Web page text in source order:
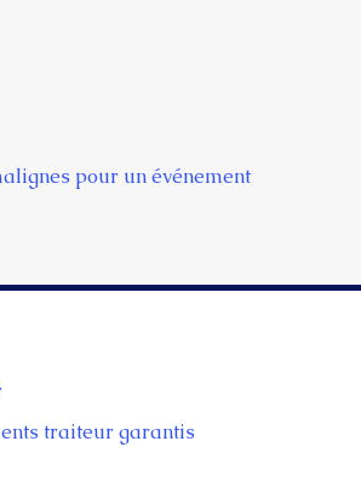
pour un événement
traiteur garantis